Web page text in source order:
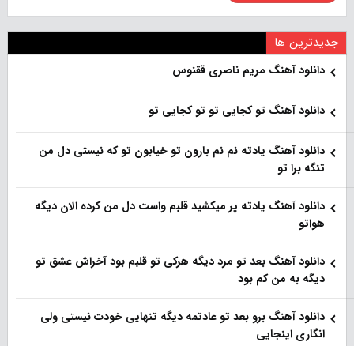
جدیدترین ها
دانلود آهنگ مریم ناصری ققنوس
دانلود آهنگ تو کجایی تو تو کجایی تو
دانلود آهنگ یادته نم نم بارون تو خیابون تو که نیستی دل من
تنگه برا تو
دانلود آهنگ یادته پر میکشید قلبم واست دل من کرده الان دیگه
هواتو
دانلود آهنگ بعد تو مرد دیگه هرکی تو قلبم بود آخراش عشق تو
دیگه به من کم بود
دانلود آهنگ برو بعد تو عادتمه دیگه تنهایی خودت نیستی ولی
انگاری اینجایی